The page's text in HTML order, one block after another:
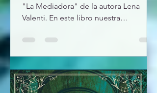
"La Mediadora" de la autora Lena
Valenti. En este libro nuestra
protagonista Ada sin H, se enfrentara a
un peligro que acecha en el bosque,
ayuda en el equipo de investigación
aunque una enviada desde Madrid